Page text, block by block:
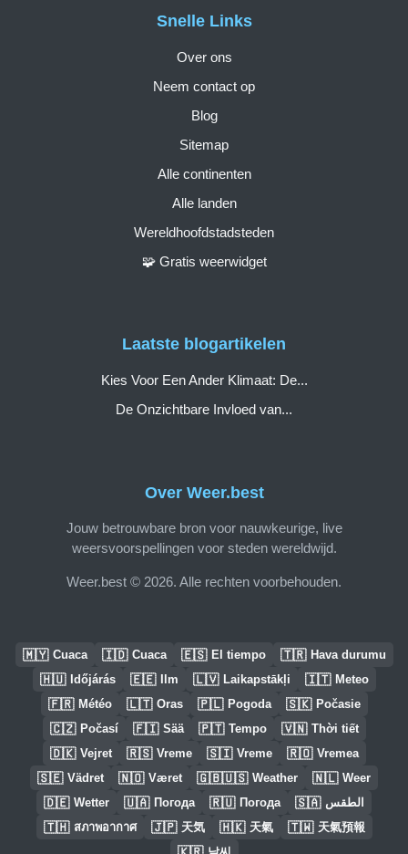
Over Weer.best
Jouw betrouwbare bron voor nauwkeurige, live
weersvoorspellingen voor steden wereldwijd.
Weer.best © 2026. Alle rechten voorbehouden.
Snelle Links
Over ons
Neem contact op
Blog
Sitemap
Alle continenten
Alle landen
Wereldhoofdstadsteden
🧩 Gratis weerwidget
Laatste blogartikelen
Kies Voor Een Ander Klimaat: De...
De Onzichtbare Invloed van...
🇲🇾 Cuaca 🇮🇩 Cuaca 🇪🇸 El tiempo 🇹🇷 Hava durumu
🇭🇺 Időjárás 🇪🇪 Ilm 🇱🇻 Laikapstākļi 🇮🇹 Meteo
🇫🇷 Météo 🇱🇹 Oras 🇵🇱 Pogoda 🇸🇰 Počasie
🇨🇿 Počasí 🇫🇮 Sää 🇵🇹 Tempo 🇻🇳 Thời tiết
🇩🇰 Vejret 🇷🇸 Vreme 🇸🇮 Vreme 🇷🇴 Vremea
🇸🇪 Vädret 🇳🇴 Været 🇬🇧🇺🇸 Weather 🇳🇱 Weer
🇩🇪 Wetter 🇺🇦 Погода 🇷🇺 Погода 🇸🇦 الطقس
🇹🇭 สภาพอากาศ 🇯🇵 天気 🇭🇰 天氣 🇹🇼 天氣預報